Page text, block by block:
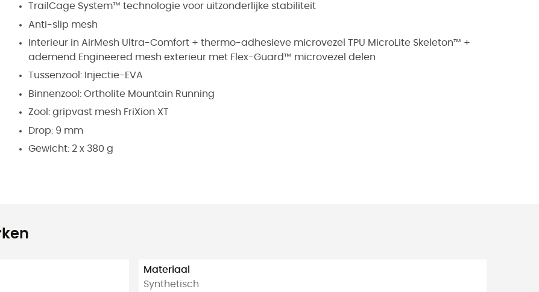
TrailCage System™ technologie voor uitzonderlijke stabiliteit
Anti-slip mesh
Interieur in AirMesh Ultra-Comfort + thermo-adhesieve microvezel TPU MicroLite Skeleton™ +
ademend Engineered mesh exterieur met Flex-Guard™ microvezel delen
Tussenzool: Injectie-EVA
Binnenzool: Ortholite Mountain Running
Zool: gripvast mesh FriXion XT
Drop: 9 mm
Gewicht: 2 x 380 g
Materiaal
Synthetisch